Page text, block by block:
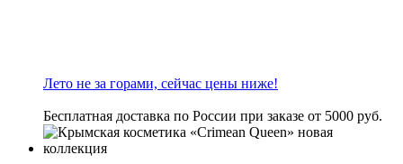
Лето не за горами, сейчас цены ниже!
Бесплатная доставка по России при заказе от 5000 руб.